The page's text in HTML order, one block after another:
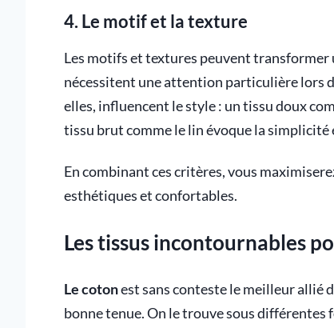
4. Le motif et la texture
Les motifs et textures peuvent transformer
nécessitent une attention particulière lors
elles, influencent le style : un tissu doux
tissu brut comme le lin évoque la simplicité
En combinant ces critères, vous
esthétiques et confortables.
Les tissus incontournables
Le cotonest sans conteste le meilleur allié
bonne tenue. On le trouve sous différentes